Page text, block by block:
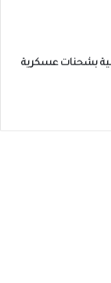
بشحنات عسكرية